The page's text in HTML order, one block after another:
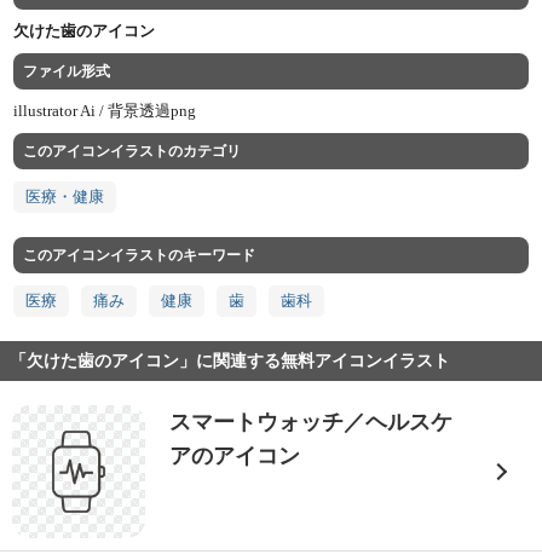
欠けた歯のアイコン
ファイル形式
illustrator Ai /背景透過png
このアイコンイラストのカテゴリ
医療・健康
このアイコンイラストのキーワード
医療 痛み 健康 歯 歯科
「欠けた歯のアイコン」に関連する無料アイコンイラスト
スマートウォッチ／ヘルスケ
アのアイコン